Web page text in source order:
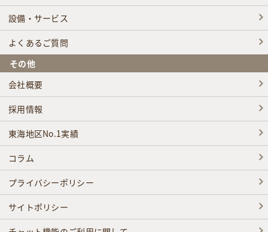
設備・サービス
よくあるご質問
その他
会社概要
採用情報
東海地区No.1実績
コラム
プライバシーポリシー
サイトポリシー